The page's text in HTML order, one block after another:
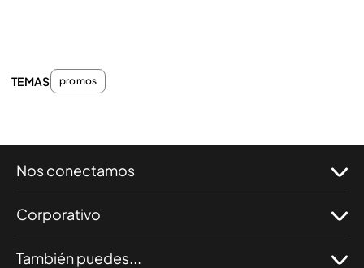
TEMAS promos
Nos conectamos
Corporativo
También puedes...